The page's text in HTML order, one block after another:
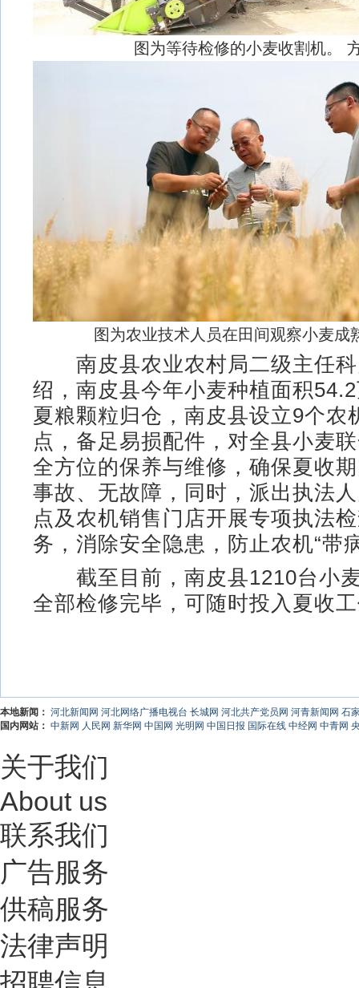
图为等待检修的小麦收割机。
图为农业技术人员在田间观察小麦成
南皮县农业农村局二级主任科
绍，南皮县今年小麦种植面积
夏粮颗粒归仓，南皮县设立9个农
点，备足易损配件，对全县小麦
全方位的保养与维修，确保夏收
事故、无故障，同时，派出执法
点及农机销售门店开展专项执法
务，消除安全隐患，防止农机“带
截至目前，南皮县1210台小
全部检修完毕，可随时投入夏收
本地新闻： 河北新闻网 河北网络广播电视台 长城网 河北共产党员网 河青新闻网 石
国内网站： 中新网 人民网 新华网 中国网 光明网 中国日报 国际在线 中经网 中青网
关于我们
About us
联系我们
广告服务
供稿服务
法律声明